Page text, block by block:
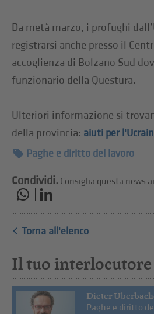
Da metà marzo, i profughi
registrarsi anche presso il
accoglienza di Bolzano Sud
funzionario della Questura.
Ulteriori informazione si
della provincia: aiuti per
Paghe e diritto del lavoro
Condividi. Consiglia questa news
Torna all'elenco
Il tuo interlocutore
Dieter
Paghe e diritto